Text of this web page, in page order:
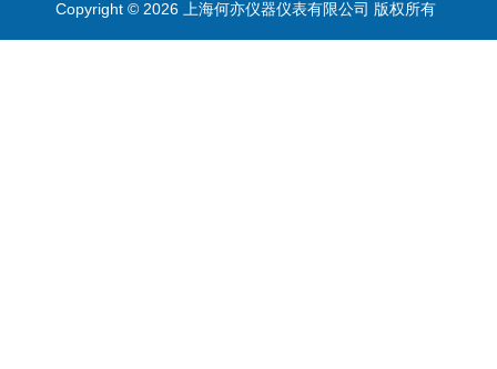
Copyright © 2026 上海何亦仪器仪表有限公司 版权所有